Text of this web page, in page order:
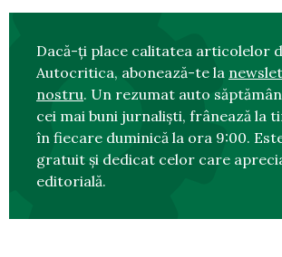
Dacă-ți place calitatea articolelor
Autocritica, abonează-te la
nostru. Un rezumat auto
cei mai buni jurnaliști, frânează la
în fiecare duminică la ora 9:00.
gratuit și dedicat celor care
editorială.